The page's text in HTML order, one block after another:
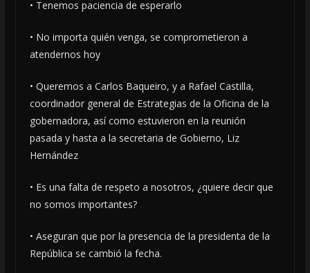
• Tenemos paciencia de esperarlo
• No importa quién venga, se comprometieron a
atendernos hoy
• Queremos a Carlos Baqueiro, y a Rafael Castilla,
coordinador general de Estrategias de la Oficina de la
gobernadora, así como estuvieron en la reunión
pasada y hasta a la secretaria de Gobierno, Liz
Hernández
• Es una falta de respeto a nosotros, ¿quiere decir que
no somos importantes?
• Aseguran que por la presencia de la presidenta de la
República se cambió la fecha.